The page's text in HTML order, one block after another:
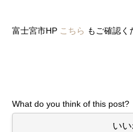
富士宮市HP こちら もご確認く
What do you think of this post?
いい